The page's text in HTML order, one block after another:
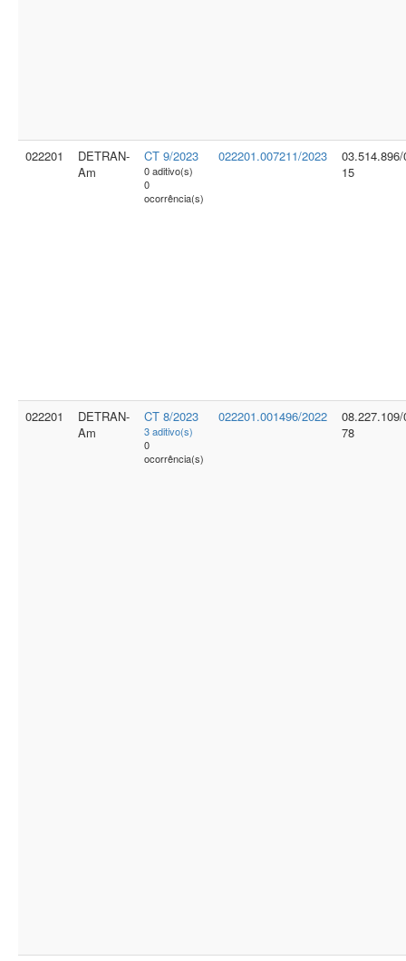
022201
DETRAN-
Am
CT 9/2023
0 aditivo(s)
0
ocorrência(s)
022201.007211/2023
03.514.896/
15
022201
DETRAN-
Am
CT 8/2023
3 aditivo(s)
0
ocorrência(s)
022201.001496/2022
08.227.109/
78